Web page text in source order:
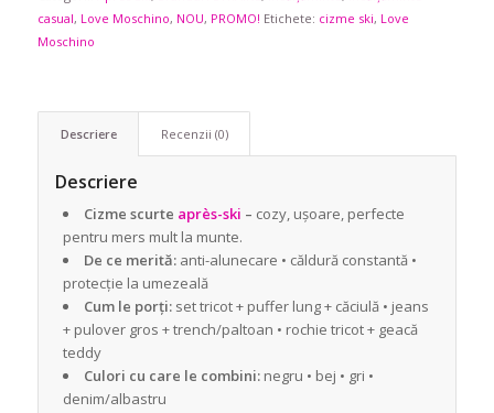
casual, Love Moschino, NOU, PROMO! Etichete: cizme ski, Love
Moschino
Descriere Recenzii (0)
Descriere
Cizme scurte après-ski – cozy, ușoare, perfecte
pentru mers mult la munte.
De ce merită:anti-alunecare • căldură constantă •
protecție la umezeală
Cum le porți:set tricot + puffer lung + căciulă • jeans
+ pulover gros + trench/paltoan • rochie tricot + geacă
teddy
Culori cu care le combini:negru • bej • gri •
denim/albastru